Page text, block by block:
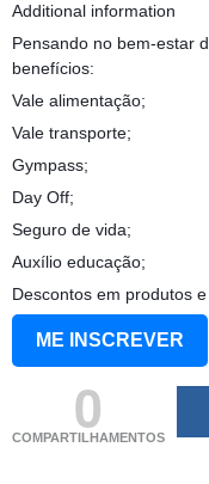
Additional information
Pensando no bem-estar
benefícios:
Vale alimentação;
Vale transporte;
Gympass;
Day Off;
Seguro de vida;
Auxílio educação;
Descontos em produtos
ME INSCREVER
0
COMPARTILHAMENTOS